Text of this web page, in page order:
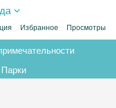
Избранное Просмотры
Парки